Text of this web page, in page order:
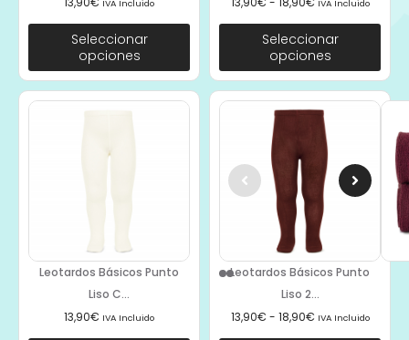
IVA Incluido
Seleccionar
opciones
IVA Incluido
Seleccionar
opciones
Leotardos Básicos Punto
Liso C...
13,90€ IVA Incluido
Leotardos Básicos Punto
Liso 2...
13,90€ - 18,90€ IVA Incluido